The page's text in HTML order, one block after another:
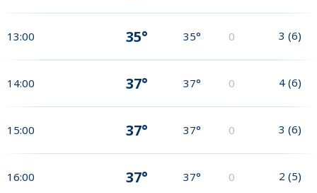
13:00 35° 35° 0 3 (6)
14:00 37° 37° 0 4 (6)
15:00 37° 37° 0 3 (6)
16:00 37° 37° 0 2 (5)